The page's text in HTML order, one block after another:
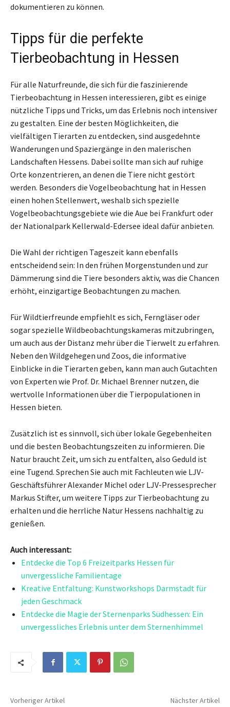
dokumentieren zu können.
Tipps für die perfekte
Tierbeobachtung in Hessen
Für alle Naturfreunde, die sich für die faszinierende
Tierbeobachtung in Hessen interessieren, gibt es einige
nützliche Tipps und Tricks, um das Erlebnis noch intensiver
zu gestalten. Eine der besten Möglichkeiten, die
vielfältigen Tierarten zu entdecken, sind ausgedehnte
Wanderungen und Spaziergänge in den malerischen
Landschaften Hessens. Dabei sollte man sich auf ruhige
Orte konzentrieren, an denen die Tiere nicht gestört
werden. Besonders die Vogelbeobachtung hat in Hessen
einen hohen Stellenwert, weshalb sich spezielle
Vogelbeobachtungsgebiete wie die Aue bei Frankfurt oder
der Nationalpark Kellerwald-Edersee ideal dafür anbieten.
Die Wahl der richtigen Tageszeit kann ebenfalls
entscheidend sein: In den frühen Morgenstunden und zur
Dämmerung sind die Tiere besonders aktiv, was die Chancen
erhöht, einzigartige Beobachtungen zu machen.
Für Wildtierfreunde empfiehlt es sich, Ferngläser oder
sogar spezielle Wildbeobachtungskameras mitzubringen,
um auch aus der Distanz mehr über die Tierwelt zu erfahren.
Neben den Wildgehegen und Zoos, die informative
Einblicke in die Tierarten geben, kann man auch Gutachten
von Experten wie Prof. Dr. Michael Brenner nutzen, die
wertvolle Informationen über die Tierpopulationen in
Hessen bieten.
Zusätzlich ist es sinnvoll, sich über lokale Gegebenheiten
und die besten Beobachtungszeiten zu informieren. Die
Natur braucht Zeit, um sich zu entfalten, also Geduld ist
eine Tugend. Sprechen Sie auch mit Fachleuten wie LJV-
Geschäftsführer Alexander Michel oder LJV-Pressesprecher
Markus Stifter, um weitere Tipps zur Tierbeobachtung zu
erhalten und die herrliche Natur Hessens nachhaltig zu
genießen.
Auch interessant:
Entdecke die Top 6 Freizeitparks Hessen für
unvergessliche Familientage
Kreative Entfaltung: Kunstworkshops Darmstadt für
jeden Geschmack
Entdecke die Magie der Sternenparks Südhessen: Ein
unvergessliches Erlebnis unter dem Sternenhimmel
Vorheriger Artikel Nächster Artikel